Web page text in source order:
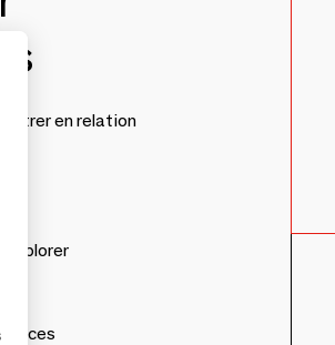
en relation
explorer